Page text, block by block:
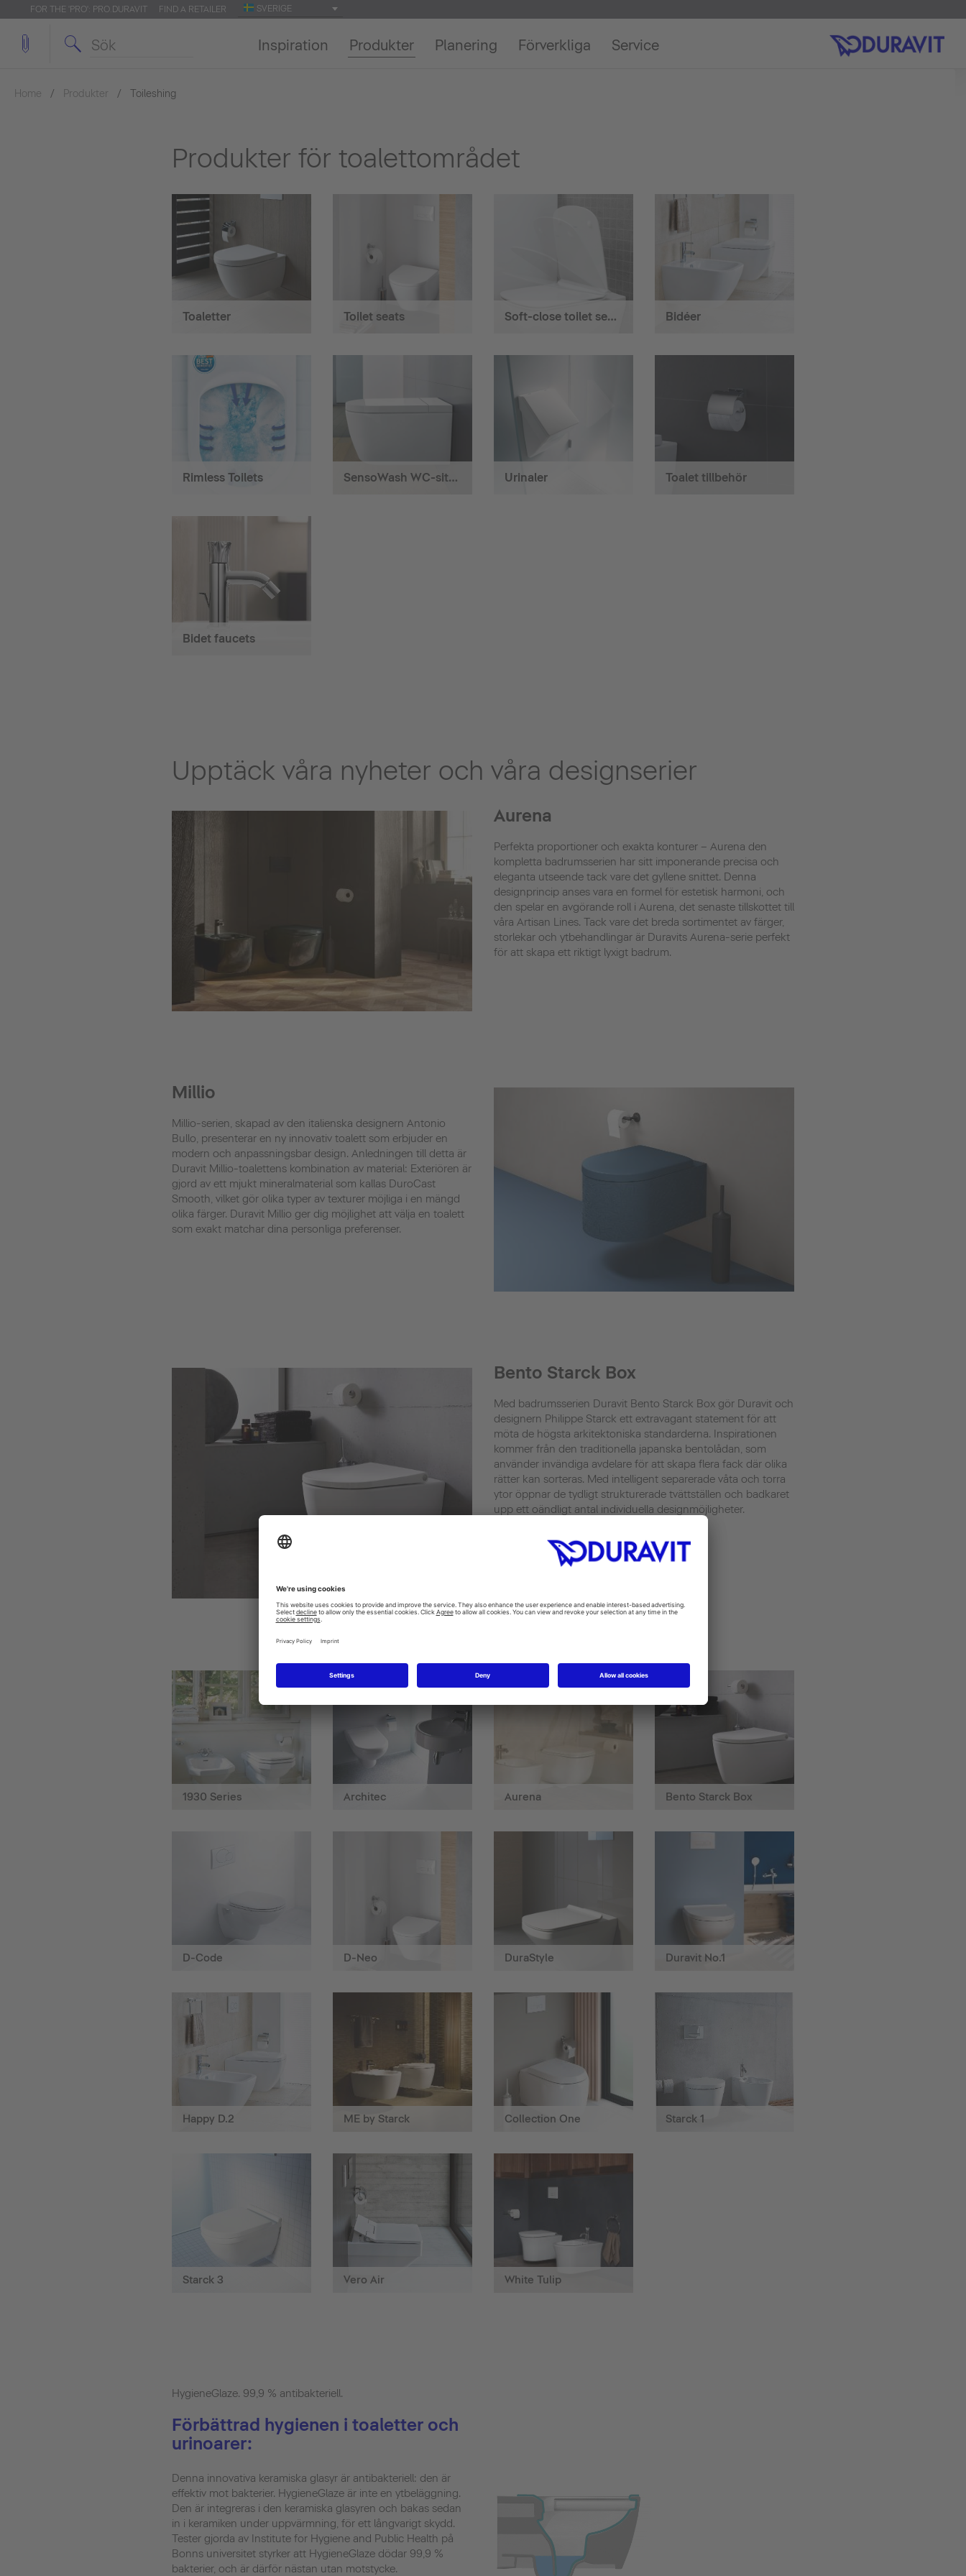
FOR THE 'PRO': PRO.DURAVIT FIND A RETAILER SVERIGE
Inspiration Produkter Planering Förverkliga Service
Home Produkter Toileshing
Produkter för toalettområdet
Toaletter Toilet seats Soft-close toilet seats Bidéer
Rimless Toilets SensoWash WC-sits med hygiendusch Urinaler Toalet tillbehör
Bidet faucets
Upptäck våra nyheter och våra designserier
Aurena
Perfekta proportioner och exakta konturer – Aurena den
kompletta badrumsserien har sitt imponerande precisa och
eleganta utseende tack vare det gyllene snittet. Denna
designprincip anses vara en formel för estetisk harmoni, och
den spelar en avgörande roll i Aurena, det senaste tillskottet till
våra Artisan Lines. Tack vare det breda sortimentet av färger,
storlekar och ytbehandlingar är Duravits Aurena-serie perfekt
för att skapa ett riktigt lyxigt badrum.
Millio
Millio-serien, skapad av den italienska designern Antonio
Bullo, presenterar en ny innovativ toalett som erbjuder en
modern och anpassningsbar design. Anledningen till detta är
Duravit Millio-toalettens kombination av material: Exteriören är
gjord av ett mjukt mineralmaterial som kallas DuroCast
Smooth, vilket gör olika typer av texturer möjliga i en mängd
olika färger. Duravit Millio ger dig möjlighet att välja en toalett
som exakt matchar dina personliga preferenser.
Bento Starck Box
Med badrumsserien Duravit Bento Starck Box gör Duravit och
designern Philippe Starck ett extravagant statement för att
möta de högsta arkitektoniska standarderna. Inspirationen
kommer från den traditionella japanska bentolådan, som
använder invändiga avdelare för att skapa flera fack där olika
rätter kan sorteras. Med intelligent separerade våta och torra
ytor öppnar de tydligt strukturerade tvättställen och badkaret
upp ett oändligt antal individuella designmöjligheter.
Bento Starck Box
1930 Series Architec Aurena Bento Starck Box
D-Code D-Neo DuraStyle Duravit No.1
Happy D.2 ME by Starck Collection One Starck 1
Starck 3 Vero Air White Tulip
HygieneGlaze. 99,9 % antibakteriell.
Förbättrad hygienen i toaletter och
urinoarer:
Denna innovativa keramiska glasyr är antibakteriell: den är
effektiv mot bakterier. HygieneGlaze är inte en ytbeläggning.
Den är integreras i den keramiska glasyren och bakas sedan
in i keramiken under uppvärmning, för ett långvarigt skydd.
Tester gjorda av Institute for Hygiene and Public Health på
Bonns universitet styrker att HygieneGlaze dödar 99,9 %
bakterier, och är därför nästan utan motstycke.